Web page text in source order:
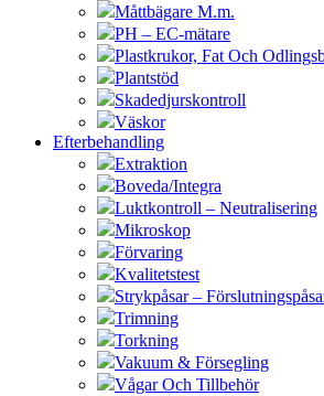
Måttbägare M.m.
PH – EC-mätare
Plastkrukor, Fat Och
Plantstöd
Skadedjurskontroll
Väskor
Efterbehandling
Extraktion
Boveda/Integra
Luktkontroll – Neutralisering
Mikroskop
Förvaring
Kvalitetstest
Strykpåsar –
Trimning
Torkning
Vakuum & Försegling
Vågar Och Tillbehör